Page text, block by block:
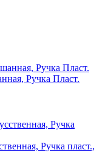
Ручка Пласт.
Ручка пласт.,